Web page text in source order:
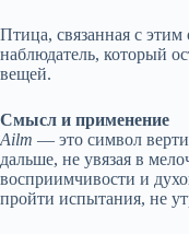
Птица, связанная с
наблюдатель, который
вещей.
Смысл и применение
Ailm — это символ
дальше, не увязая в
восприимчивости и
пройти испытания, не